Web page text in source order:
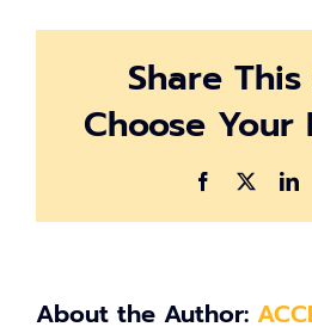
Share
Choose Your
Facebook
About the Author: